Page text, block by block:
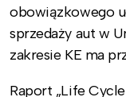
obowiązkowego
sprzedaży aut w
zakresie KE ma
Raport „Life